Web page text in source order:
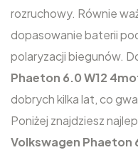
rozruchowy. Równie
dopasowanie baterii
polaryzacji biegunów.
Phaeton 6.0 W12
dobrych kilka lat, co
Poniżej znajdziesz
Volkswagen